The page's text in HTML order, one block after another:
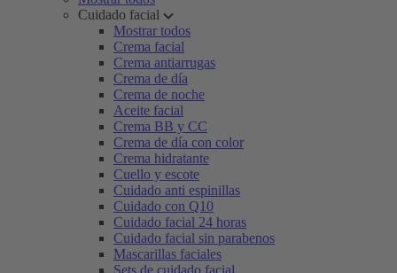
Cuidado facial
Mostrar todos
Crema facial
Crema antiarrugas
Crema de día
Crema de noche
Aceite facial
Crema BB y CC
Crema de día con color
Crema hidratante
Cuello y escote
Cuidado anti espinillas
Cuidado con Q10
Cuidado facial 24 horas
Cuidado facial sin parabenos
Mascarillas faciales
Sets de cuidado facial